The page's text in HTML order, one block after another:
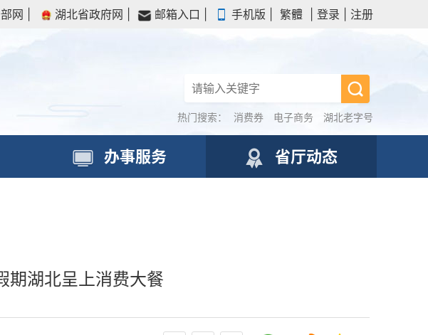
网 湖北省政府网 邮箱入口 手机版 繁體 登录 注册
热门搜索： 消费券 电子商务 湖北老字号
办事服务 省厅动态
期湖北呈上消费大餐